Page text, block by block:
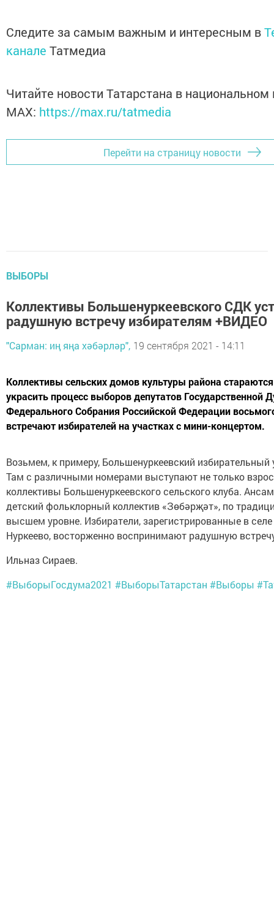
Следите за самым важным и интересным в
канале Татмедиа
Читайте новости Татарстана в
MАХ: https://max.ru/tatmedia
Перейти на страницу новости
ВЫБОРЫ
Коллективы Большенуркеевского СДК
радушную встречу избирателям +ВИДЕО
"Сарман: иң яңа хәбәрләр", 19 сентября 2021 - 14:11
Коллективы сельских домов культуры района
украсить процесс выборов депутатов Государственной
Федерального Собрания Российской Федерации
встречают избирателей на участках с мини-концертом.
Возьмем, к примеру, Большенуркеевский
Там с различными номерами выступают не только
коллективы Большенуркеевского сельского клуба.
детский фольклорный коллектив «Зөбәрҗәт», по
высшем уровне. Избиратели, зарегистрированные в
Нуркеево, восторженно воспринимают радушную
Ильназ Сираев.
#ВыборыГосдума2021 #ВыборыТатарстан #Выборы